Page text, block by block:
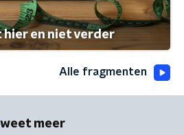
en niet verder
Alle fragmenten
weet meer